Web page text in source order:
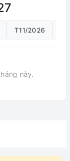
T11/2026
này.